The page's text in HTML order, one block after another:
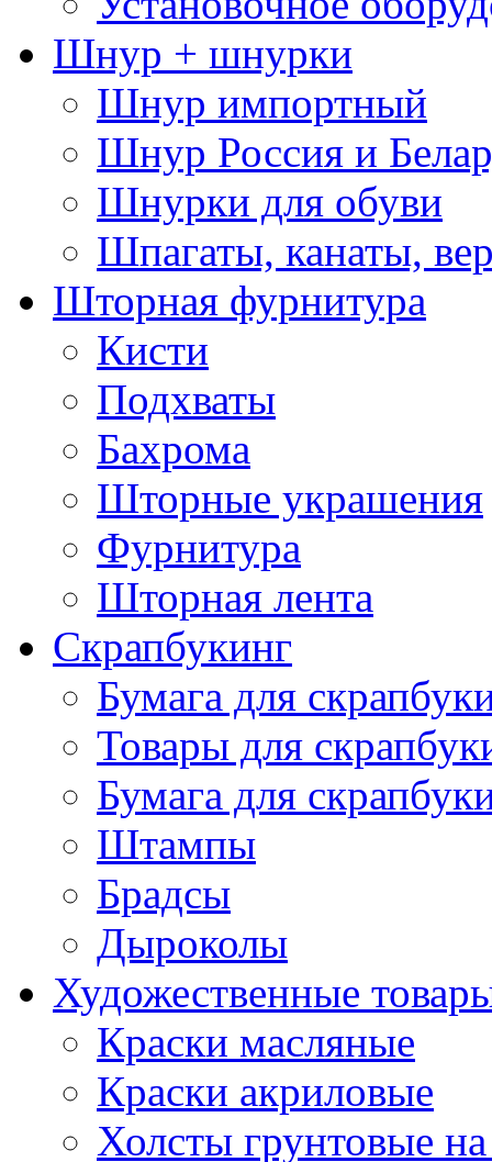
Шнур + шнурки
Шнур импортный
Шнур Россия и
Шнурки для обуви
Шпагаты, канаты,
Шторная фурнитура
Кисти
Подхваты
Бахрома
Шторные украшения
Фурнитура
Шторная лента
Скрапбукинг
Бумага для
Товары для
Бумага для
Штампы
Брадсы
Дыроколы
Художественные
Краски масляные
Краски акриловые
Холсты грунтовые